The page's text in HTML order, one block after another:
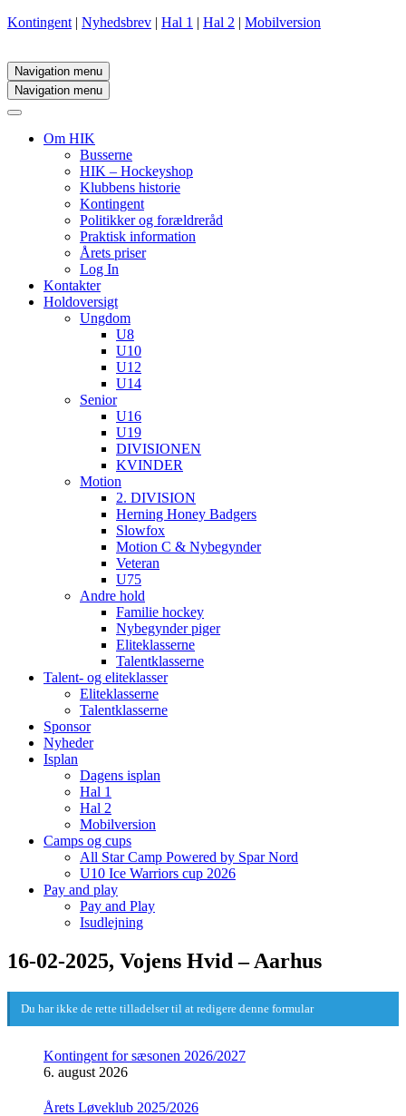
Kontingent | Nyhedsbrev | Hal 1 | Hal 2 | Mobilversion
Navigation menu
Navigation menu
Om HIK
Busserne
HIK – Hockeyshop
Klubbens historie
Kontingent
Politikker og forældreråd
Praktisk information
Årets priser
Log In
Kontakter
Holdoversigt
Ungdom
U8
U10
U12
U14
Senior
U16
U19
DIVISIONEN
KVINDER
Motion
2. DIVISION
Herning Honey Badgers
Slowfox
Motion C & Nybegynder
Veteran
U75
Andre hold
Familie hockey
Nybegynder piger
Eliteklasserne
Talentklasserne
Talent- og eliteklasser
Eliteklasserne
Talentklasserne
Sponsor
Nyheder
Isplan
Dagens isplan
Hal 1
Hal 2
Mobilversion
Camps og cups
All Star Camp Powered by Spar Nord
U10 Ice Warriors cup 2026
Pay and play
Pay and Play
Isudlejning
16-02-2025, Vojens Hvid – Aarhus
Du har ikke de rette tilladelser til at redigere denne formular
Kontingent for sæsonen 2026/2027
6. august 2026
Årets Løveklub 2025/2026